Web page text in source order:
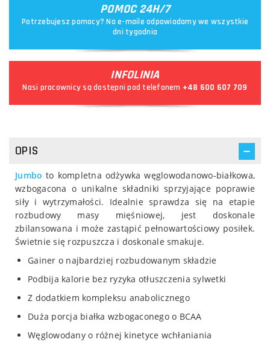
POMOC 24H/7
Potrzebujesz pomocy? Na e-maile odpowiadamy we wszystkie
dni tygodnia
INFOLINIA
Nasi pracownicy są dostępni pod telefonem +48 600 607 709
OPIS
Jumboto kompletna odżywka węglowodanowo-białkowa,
wzbogacona o unikalne składniki sprzyjające poprawie
siły i wytrzymałości. Idealnie sprawdza się na etapie
rozbudowy masy mięśniowej, jest doskonale
zbilansowana i może zastąpić pełnowartościowy posiłek.
Świetnie się rozpuszcza i doskonale smakuje.
Gainer o najbardziej rozbudowanym składzie
Podbija kalorie bez ryzyka otłuszczenia sylwetki
Z dodatkiem kompleksu anabolicznego
Duża porcja białka wzbogaconego o BCAA
Węglowodany o różnej kinetyce wchłaniania